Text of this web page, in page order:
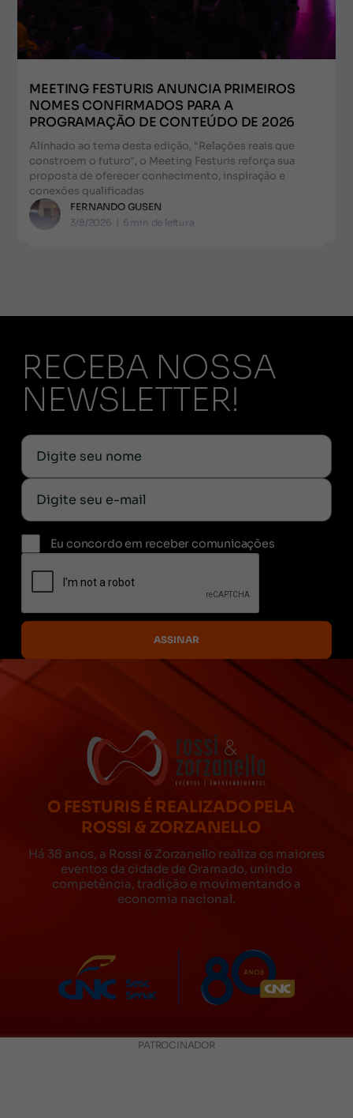
MEETING FESTURIS ANUNCIA PRIMEIROS
NOMES CONFIRMADOS PARA A
PROGRAMAÇÃO DE CONTEÚDO DE 2026
Alinhado ao tema desta edição, "Relações reais que
constroem o futuro", o Meeting Festuris reforça sua
proposta de oferecer conhecimento, inspiração e
conexões qualificadas
FERNANDO GUSEN
3/8/2026 | 6 min de leitura
RECEBA NOSSA
NEWSLETTER!
Eu concordo em receber comunicações
O FESTURIS É REALIZADO PELA
ROSSI & ZORZANELLO
Há 38 anos, a Rossi & Zorzanello realiza os maiores
eventos da cidade de Gramado, unindo
competência, tradição e movimentando a
economia nacional.
PATROCINADOR